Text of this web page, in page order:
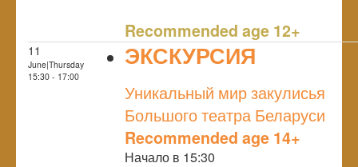
Recommended age 12+
11
June|Thursday
15:30 - 17:00
ЭКСКУРСИЯ
Уникальный мир закулисья
Большого театра Беларуси
Recommended age 14+
Начало в 15:30